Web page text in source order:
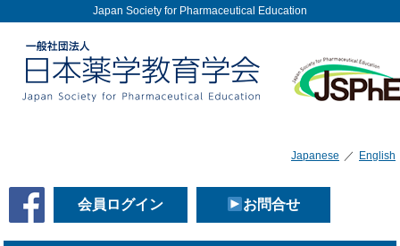
Japan Society for Pharmaceutical Education
Japanese ／ English
会員ログイン お問合せ